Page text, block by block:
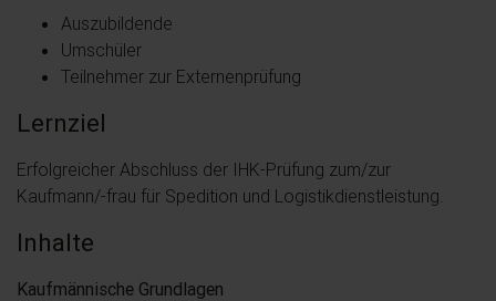
Auszubildende
Umschüler
Teilnehmer zur Externenprüfung
Lernziel
Erfolgreicher Abschluss der IHK-Prüfung zum/zur
Kaufmann/-frau für Spedition und Logistikdienstleistung.
Inhalte
Kaufmännische Grundlagen